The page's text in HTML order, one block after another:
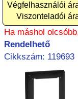
Végfelhasználói
Viszonteladói
Ha máshol
Rendelhető
Cikkszám: 119693